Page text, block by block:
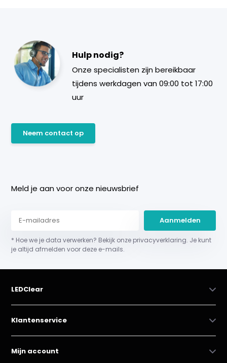
Hulp nodig?
Onze specialisten zijn bereikbaar
tijdens werkdagen van 09:00 tot 17:00
uur
Neem contact op
Meld je aan voor onze nieuwsbrief
Aanmelden
* Hoe we je data verwerken? Bekijk onze privacyverklaring. Je kunt
je altijd afmelden voor deze e-mails.
LEDClear
Klantenservice
Mijn account